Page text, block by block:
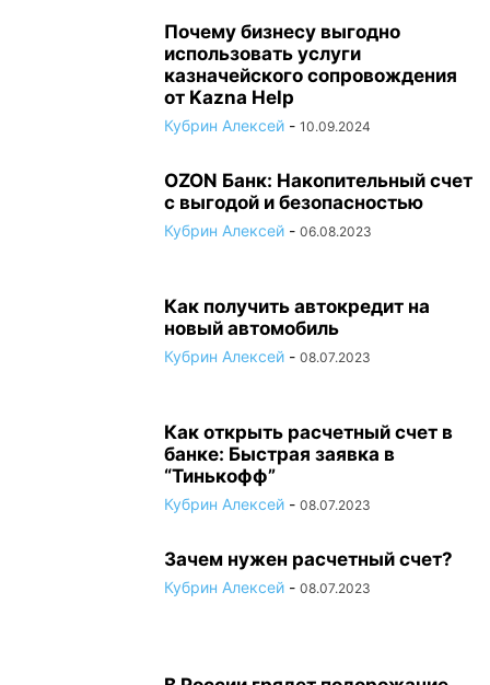
Почему бизнесу выгодно
использовать услуги
казначейского сопровождения
от Kazna Help
Кубрин Алексей - 10.09.2024
OZON Банк: Накопительный счет
с выгодой и безопасностью
Кубрин Алексей - 06.08.2023
Как получить автокредит на
новый автомобиль
Кубрин Алексей - 08.07.2023
Как открыть расчетный счет в
банке: Быстрая заявка в
“Тинькофф”
Кубрин Алексей - 08.07.2023
Зачем нужен расчетный счет?
Кубрин Алексей - 08.07.2023